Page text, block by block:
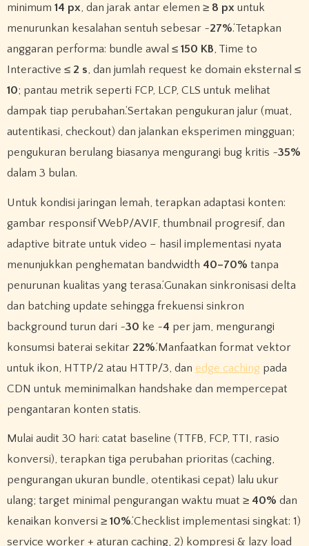
minimum 14 px, dan jarak antar elemen ≥ 8 px untuk
menurunkan kesalahan sentuh sebesar ~27%.‘Tetapkan
anggaran performa: bundle awal ≤ 150 KB, Time to
Interactive ≤ 2 s, dan jumlah request ke domain eksternal ≤
10; pantau metrik seperti FCP, LCP, CLS untuk melihat
dampak tiap perubahan.‘Sertakan pengukuran jalur (muat,
autentikasi, checkout) dan jalankan eksperimen mingguan;
pengukuran berulang biasanya mengurangi bug kritis ~35%
dalam 3 bulan.
Untuk kondisi jaringan lemah, terapkan adaptasi konten:
gambar responsif WebP/AVIF, thumbnail progresif, dan
adaptive bitrate untuk video – hasil implementasi nyata
menunjukkan penghematan bandwidth 40–70% tanpa
penurunan kualitas yang terasa.‘Gunakan sinkronisasi delta
dan batching update sehingga frekuensi sinkron
background turun dari ~30 ke ~4 per jam, mengurangi
konsumsi baterai sekitar 22%.‘Manfaatkan format vektor
untuk ikon, HTTP/2 atau HTTP/3, dan edge caching pada
CDN untuk meminimalkan handshake dan mempercepat
pengantaran konten statis.
Mulai audit 30 hari: catat baseline (TTFB, FCP, TTI, rasio
konversi), terapkan tiga perubahan prioritas (caching,
pengurangan ukuran bundle, otentikasi cepat) lalu ukur
ulang; target minimal pengurangan waktu muat ≥ 40% dan
kenaikan konversi ≥ 10%.‘Checklist implementasi singkat: 1)
service worker + aturan caching, 2) kompresi & lazy load